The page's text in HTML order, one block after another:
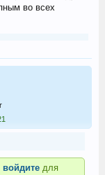
во всех
войдите для